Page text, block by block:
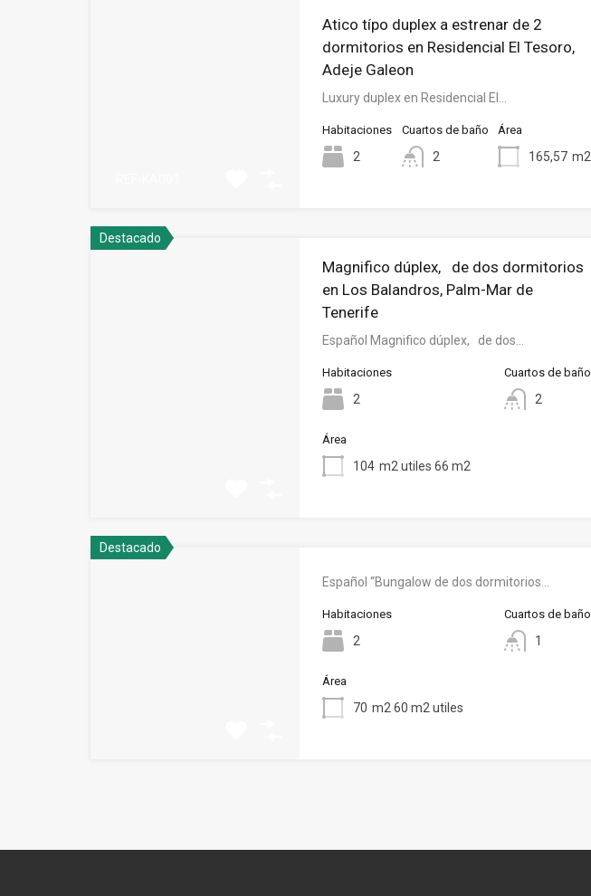
Atico típo duplex a estrenar de 2
dormitorios en Residencial El Tesoro,
Adeje Galeon
Luxury duplex en Residencial El…
Habitaciones
2
Cuartos de baño
2
Área
165,57 m2
Destacado
Magnifico dúplex, de dos dormitorios
en Los Balandros, Palm-Mar de
Tenerife
Español Magnifico dúplex, de dos…
Habitaciones
2
Cuartos de baño
2
Área
104 m2 utiles 66 m2
Destacado
Español “Bungalow de dos dormitorios…
Habitaciones
2
Cuartos de baño
1
Área
70 m2 60 m2 utiles